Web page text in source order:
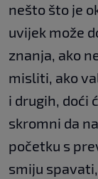
nešto što je
uvijek može
znanja, ako
misliti, ako
i drugih, doći
skromni da
početku s
smiju